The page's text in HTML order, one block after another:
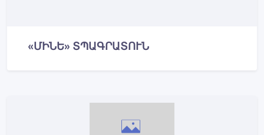
«ՄԻՆԵ» ՏՊԱԳՐԱՏՈՒՆ